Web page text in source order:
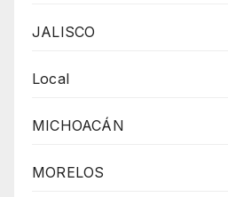
JALISCO
Local
MICHOACÁN
MORELOS